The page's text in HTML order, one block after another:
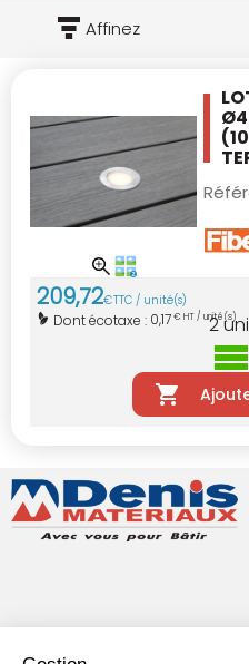
Affinez
209,72€TTC / unité(s)
Dont écotaxe : 0,17€ HT / unité(s)
2